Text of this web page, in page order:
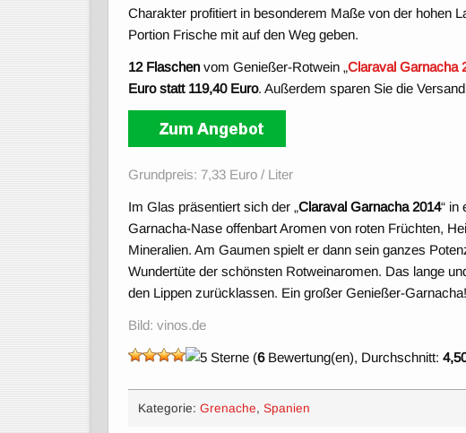
Charakter profitiert in besonderem Maße von der hohen
Portion Frische mit auf den Weg geben.
12 Flaschen vom Genießer-Rotwein „Claraval Garnacha
Euro statt 119,40 Euro. Außerdem sparen Sie die
Grundpreis: 7,33 Euro / Liter
Im Glas präsentiert sich der „Claraval Garnacha 2014“ in
Garnacha-Nase offenbart Aromen von roten Früchten,
Mineralien. Am Gaumen spielt er dann sein ganzes
Wundertüte der schönsten Rotweinaromen. Das lange
den Lippen zurücklassen. Ein großer Genießer-Garnacha!
Bild: vinos.de
(6Bewertung(en), Durchschnitt:
Kategorie: Grenache, Spanien